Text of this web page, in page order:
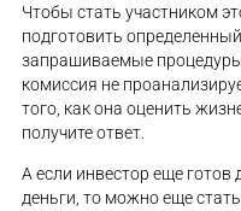
Чтобы стать участником
подготовить
запрашиваемые
комиссия не
того, как она оценить
получите ответ.
А если инвестор еще
деньги, то можно еще